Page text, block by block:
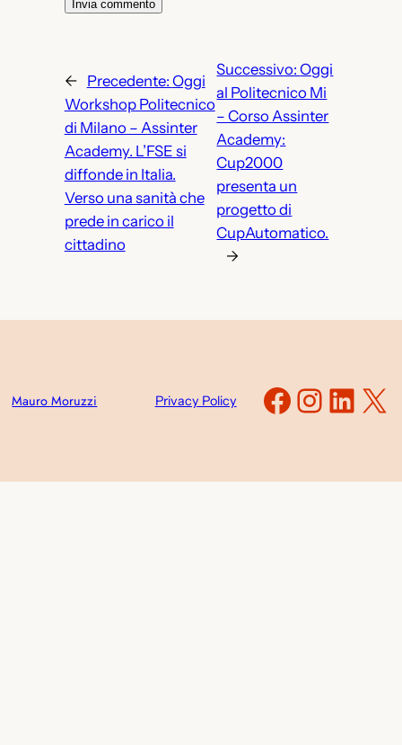
← Precedente: Oggi
Workshop Politecnico
di Milano – Assinter
Academy. L’FSE si
diffonde in Italia.
Verso una sanità che
prede in carico il
cittadino
Successivo:Oggi
al Politecnico Mi
– Corso Assinter
Academy:
Cup2000
presenta un
progetto di
CupAutomatico.
→
Mauro Moruzzi Privacy Policy X